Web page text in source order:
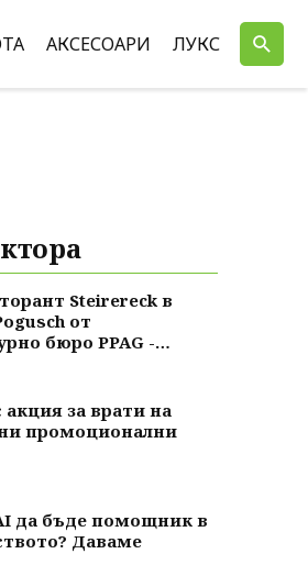
АКСЕСОАРИ ЛУКС
Steirereck в
от
бюро PPAG -
акция за врати на
промоционални
да бъде помощник в
Даваме